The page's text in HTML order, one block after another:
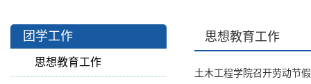
团学工作
思想教育工作
思想教育工作
土木工程学院召开劳动节